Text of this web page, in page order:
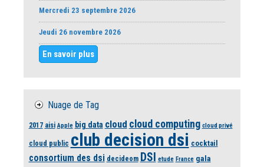
Mercredi 23 septembre 2026
Jeudi 26 novembre 2026
En savoir plus
Nuage de Tag
2017 aisi Apple big data cloud cloud computing cloud privé
cloud public club decision dsi cocktail
consortium des dsi decideom DSI etude France gala